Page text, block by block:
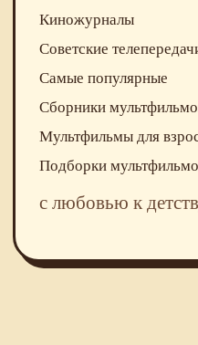
Киножурналы
Советские
Самые популярные
Сборники
Мультфильмы для
Подборки
с любовью к